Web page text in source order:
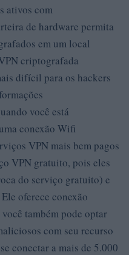
ativos com
de hardware permita
em um local
criptografada
difícil para os hackers
você está
conexão Wifi
VPN mais bem pagos
VPN gratuito, pois eles
do serviço gratuito) e
oferece conexão
também pode optar
com seu recurso
conectar a mais de 5.000